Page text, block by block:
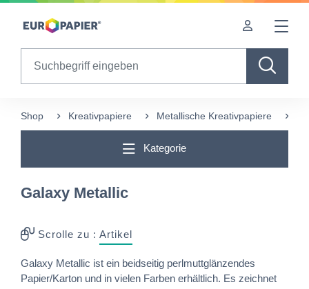
Table Of Content
Ergänzende Produkte
Diese Produkte könnten Sie auch interessieren
Shop Kreativpapiere Metallische Kreativpapiere
Kategorie
Galaxy Metallic
Scrolle zu : Artikel
Galaxy Metallic ist ein beidseitig perlmuttglänzendes
Papier/Karton und in vielen Farben erhältlich. Es zeichnet